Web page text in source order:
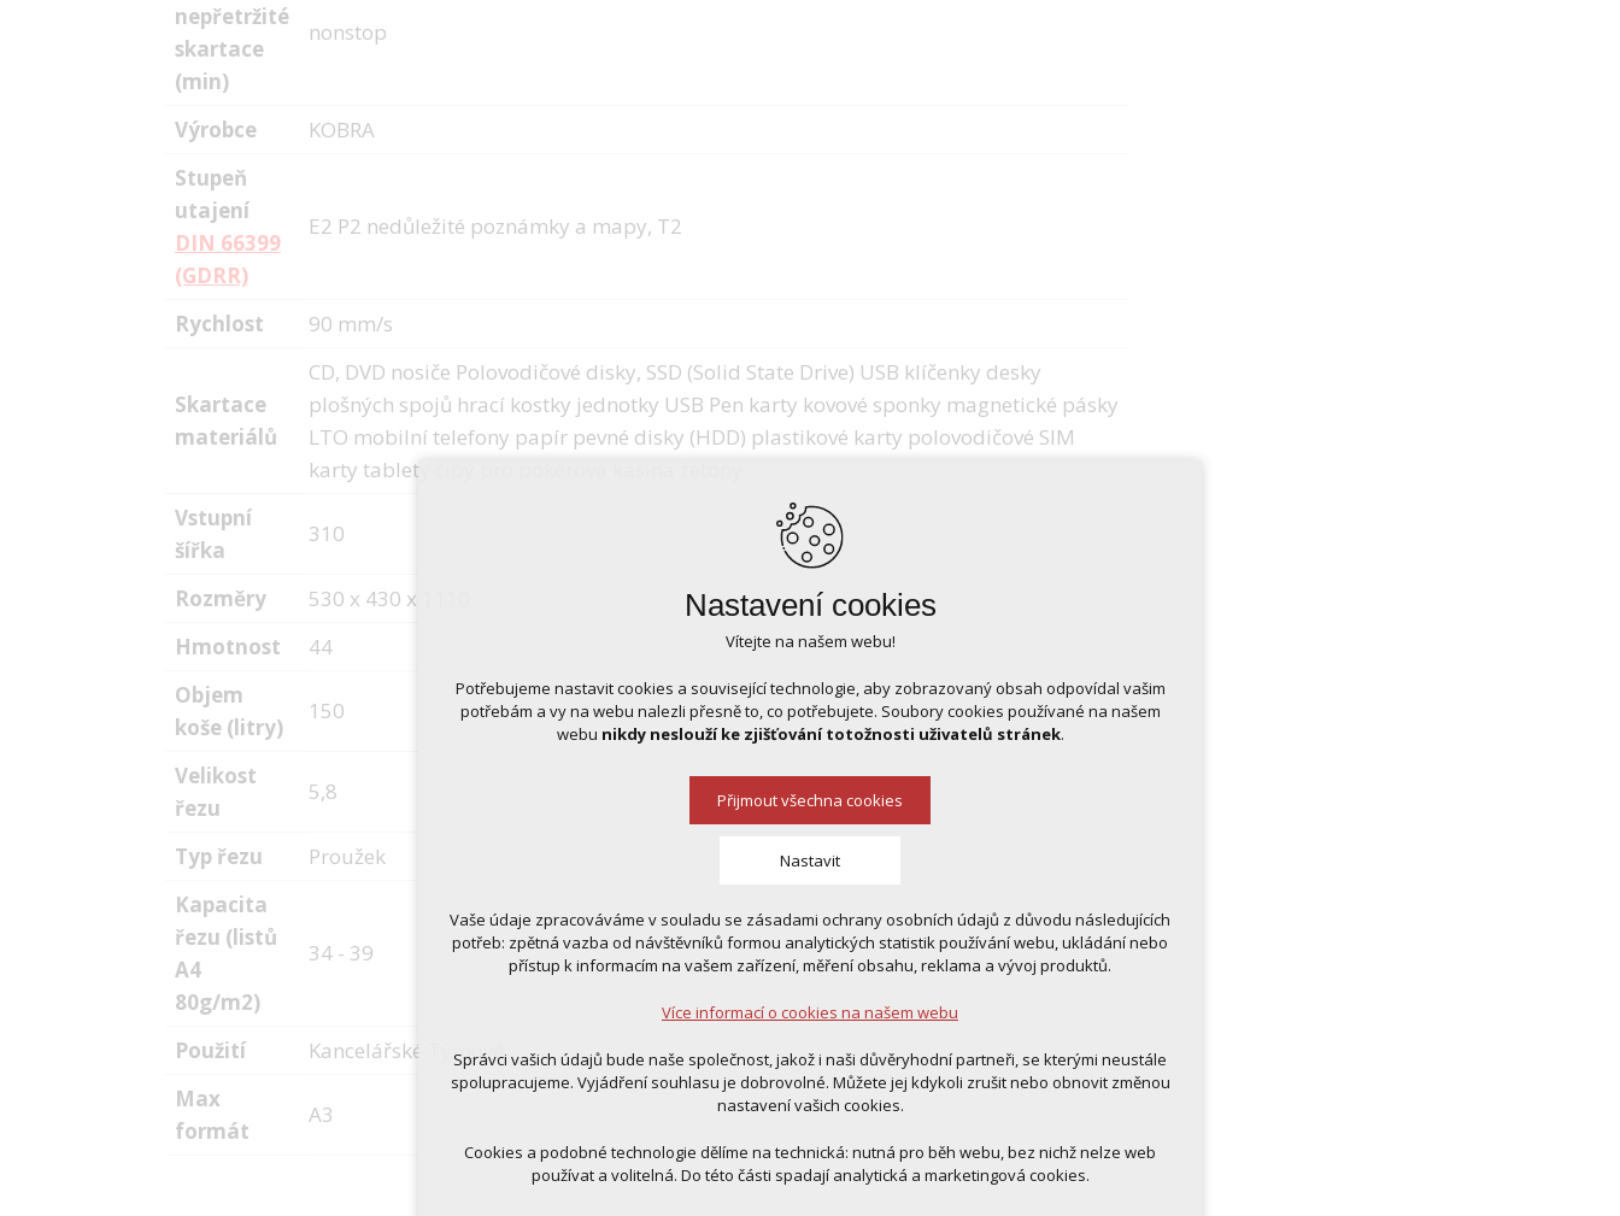
nepřetržité
skartace
(min)
nonstop
Výrobce
KOBRA
Stupeň
utajení
DIN 66399
(GDRR)
E2 P2 nedůležité poznámky a mapy, T2
Rychlost 90 mm/s
Skartace
materiálů
CD, DVD nosiče Polovodičové disky, SSD (Solid State Drive) USB klíčenky desky
plošných spojů hrací kostky jednotky USB Pen karty kovové sponky magnetické pásky
LTO mobilní telefony papír pevné disky (HDD) plastikové karty polovodičové SIM
karty tablety čipy pro pokerová kasina žetony
Vstupní
šířka
310
Rozměry
530 x 430 x 1110
Hmotnost
44
Objem
koše (litry)
150
Velikost
řezu
5,8
Typ řezu
Proužek
Kapacita
řezu (listů
A4
80g/m2)
34 - 39
Použití
Kancelářské Týmové
Max
formát
A3
Nastavení cookies
Vítejte na našem webu!
Potřebujeme nastavit cookies a související technologie, aby zobrazovaný obsah odpovídal vašim
potřebám a vy na webu nalezli přesně to, co potřebujete. Soubory cookies používané na našem
webu nikdy neslouží ke zjišťování totožnosti uživatelů stránek.
Přijmout všechna cookies
Nastavit
Technická cookies
nutná pro provozování webu
udržení kontextu stránek (session): případná přihlášení, volby jazyka, apod.
analytická pro anonymizované vyhodnocení návštěvnosti
marketingová cookies (Google, Ecomail, Sklik, Smartsupp, Heureka)
Více informací o cookies na našem webu
Vaše údaje zpracováváme v souladu se zásadami ochrany osobních údajů z důvodu následujících
potřeb: zpětná vazba od návštěvníků formou analytických statistik používání webu, ukládání nebo
přístup k informacím na vašem zařízení, měření obsahu, reklama a vývoj produktů.
Více informací o cookies na našem webu
Správci vašich údajů bude naše společnost, jakož i naši důvěryhodní partneři, se kterými neustále
spolupracujeme. Vyjádření souhlasu je dobrovolné. Můžete jej kdykoli zrušit nebo obnovit změnou
nastavení vašich cookies.
Cookies a podobné technologie dělíme na technická: nutná pro běh webu, bez nichž nelze web
používat a volitelná. Do této části spadají analytická a marketingová cookies.